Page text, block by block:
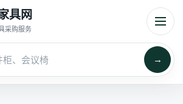
具网
采购服务
→